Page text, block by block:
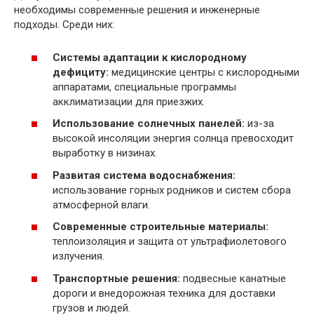
необходимы современные решения и инженерные
подходы. Среди них:
Системы адаптации к кислородному
дефициту: медицинские центры с кислородными
аппаратами, специальные программы
акклиматизации для приезжих.
Использование солнечных панелей: из-за
высокой инсоляции энергия солнца превосходит
выработку в низинах.
Развитая система водоснабжения:
использование горных родников и систем сбора
атмосферной влаги.
Современные строительные материалы:
теплоизоляция и защита от ультрафиолетового
излучения.
Транспортные решения: подвесные канатные
дороги и внедорожная техника для доставки
грузов и людей.